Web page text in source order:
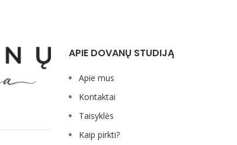
APIE DOVANŲ STUDIJĄ
Apie mus
Kontaktai
Taisyklės
Kaip pirkti?